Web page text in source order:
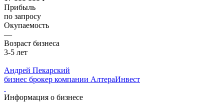
Прибыль
по запросу
Окупаемость
—
Возраст бизнеса
3-5 лет
Андрей Пекарский
бизнес брокер компании АлтераИнвест
Информация о бизнесе